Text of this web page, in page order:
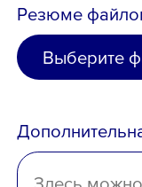
Узбекистан
Иное
неполное
среднее
отсутствует
Резюме
Выберите